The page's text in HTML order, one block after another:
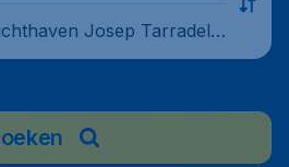
Josep Tarradella
Prat), Spain